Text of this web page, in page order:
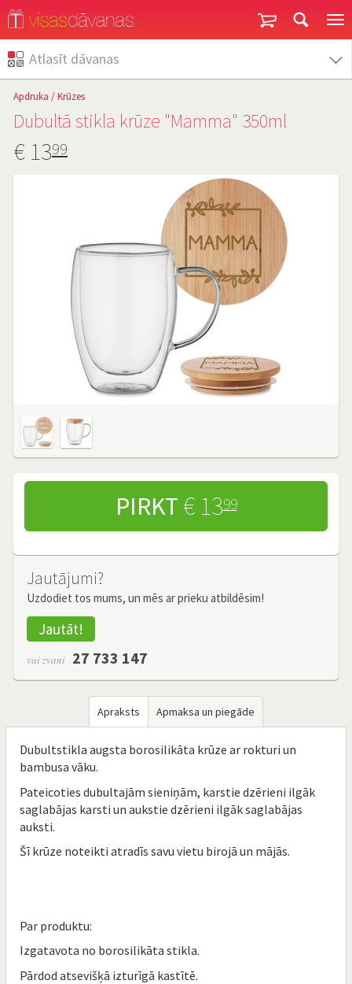
Atlasīt dāvanas
Apdruka /Krūzes
Dubultā stikla krūze "Mamma" 350ml
€ 1399
PIRKT € 1399
Jautājumi?
Uzdodiet tos mums, un mēs ar prieku atbildēsim!
Jautāt!
vai zvani 27 733 147
Apraksts Apmaksa un piegāde
Dubultstikla augsta borosilikāta krūze ar rokturi un
bambusa vāku.
Pateicoties dubultajām sieniņām, karstie dzērieni ilgāk
saglabājas karsti un aukstie dzērieni ilgāk saglabājas
auksti.
Šī krūze noteikti atradīs savu vietu birojā un mājās.
Par produktu:
Izgatavota no borosilikāta stikla.
Pārdod atsevišķā izturīgā kastītē.